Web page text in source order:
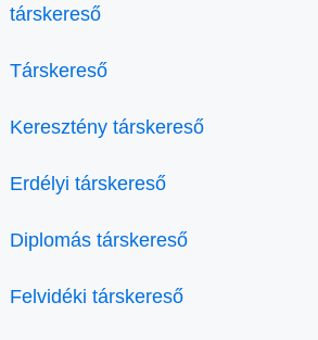
társkereső
Társkereső
Keresztény társkereső
Erdélyi társkereső
Diplomás társkereső
Felvidéki társkereső